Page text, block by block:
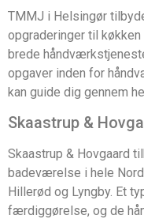
TMMJ i Helsingør
opgraderinger til
brede
opgaver inden for
kan guide dig gennem
Skaastrup &
Skaastrup & Hovgaard
badeværelse i hele
Hillerød og Lyngby. Et
færdiggørelse, og de